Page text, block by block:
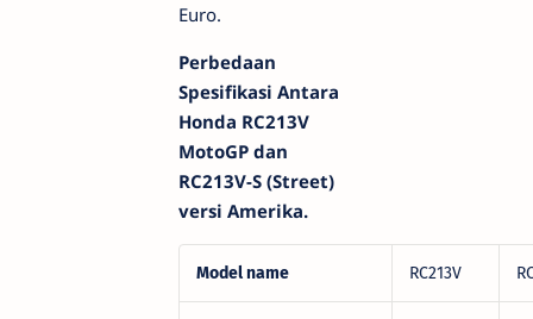
Euro.
Perbedaan
Spesifikasi Antara
Honda RC213V
MotoGP dan
RC213V-S (Street)
versi Amerika.
Model name RC213V